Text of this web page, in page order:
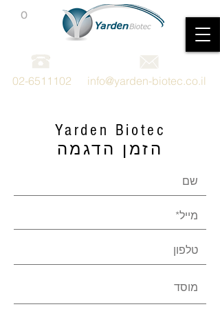
02-6511102 info@yarden-biotec.co.il
0
Yarden Biotec
הזמן הדגמה